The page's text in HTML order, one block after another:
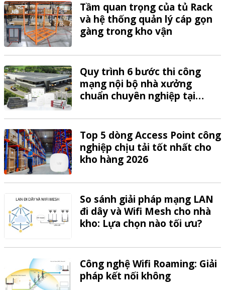
Tầm quan trọng của tủ Rack
và hệ thống quản lý cáp gọn
gàng trong kho vận
Quy trình 6 bước thi công
mạng nội bộ nhà xưởng
chuẩn chuyên nghiệp tại
Top 5 dòng Access Point công
nghiệp chịu tải tốt nhất cho
kho hàng 2026
So sánh giải pháp mạng LAN
đi dây và Wifi Mesh cho nhà
kho: Lựa chọn nào tối ưu?
Công nghệ Wifi Roaming: Giải
pháp kết nối không